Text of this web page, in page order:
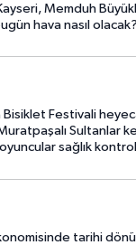
Memduh
hava nasıl olacak?
Festivali
Sultanlar
oyuncular sağlık
tarihi dönüşüm hamlesi resmen başladı...